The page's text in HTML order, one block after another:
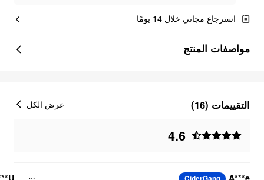
استرجاع مجاني خلال 14 يومًا
مواصفات المنتج
التقييمات (16)
4.6
عرض الكل